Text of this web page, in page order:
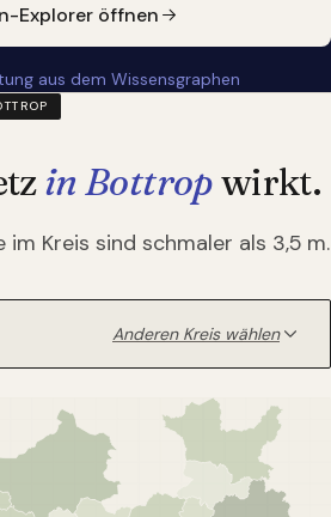
Explorer öffnen
aus dem Wissensgraphen
in Bottropwirkt.
im Kreis sind schmaler als 3,5 m.
Anderen Kreis wählen